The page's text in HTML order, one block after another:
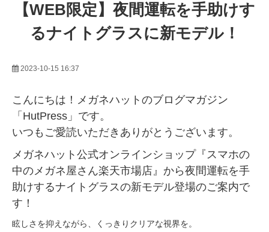
【WEB限定】夜間運転を手助けす
るナイトグラスに新モデル！
2023-10-15 16:37
こんにちは！メガネハットのブログマガジン
「HutPress」です。
いつもご愛読いただきありがとうございます。
メガネハット公式オンラインショップ『スマホの
中のメガネ屋さん楽天市場店』から夜間運転を手
助けするナイトグラスの新モデル登場のご案内で
す！
眩しさを抑えながら、くっきりクリアな視界を。